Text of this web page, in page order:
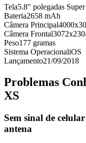
Tela5.8" polegadas
Bateria2658 mAh
Câmera Principal
Câmera Frontal
Peso177 gramas
Sistema OperacionaliOS
Lançamento21/09/2018
Problemas
XS
Sem sinal de
antena